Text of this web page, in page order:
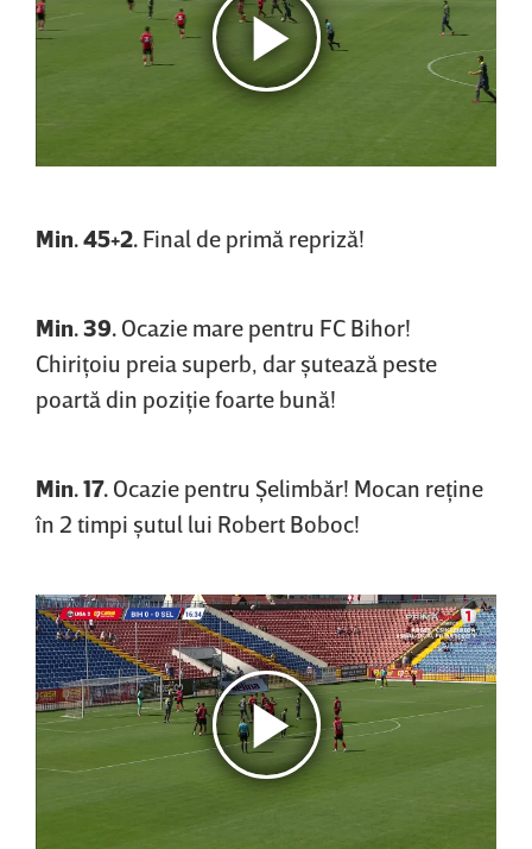
Min. 45+2. Final de primă repriză!
Min. 39. Ocazie mare pentru FC Bihor!
Chiriţoiu preia superb, dar şutează peste
poartă din poziţie foarte bună!
Min. 17. Ocazie pentru Şelimbăr! Mocan reţine
în 2 timpi şutul lui Robert Boboc!